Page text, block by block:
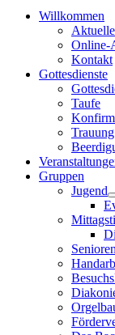
Willkommen
Online-
Kontakt
Gottesdienste
Taufe
Trauung
Gruppen
Jugend